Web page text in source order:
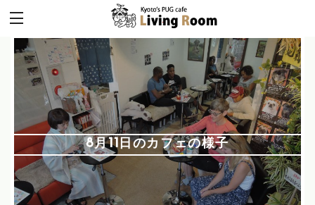
8月11日のカフェの様子